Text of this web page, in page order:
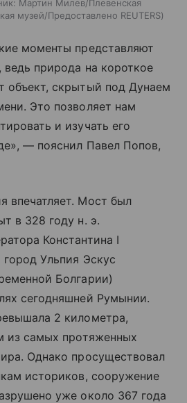
Мартин Милев/Плевенская
музей/Предоставлено REUTERS
моменты представляют
природа на короткое
объект, скрытый под Дунаем
Это позволяет нам
и изучать его
— пояснил Павел Попов,
впечатляет. Мост был
в 328 году н. э.
Константина I
Ульпия Эскус
Болгарии)
сегодняшней Румынии.
2 километра,
из самых протяженных
Однако просуществовал
историков, сооружение
уже около 367 года